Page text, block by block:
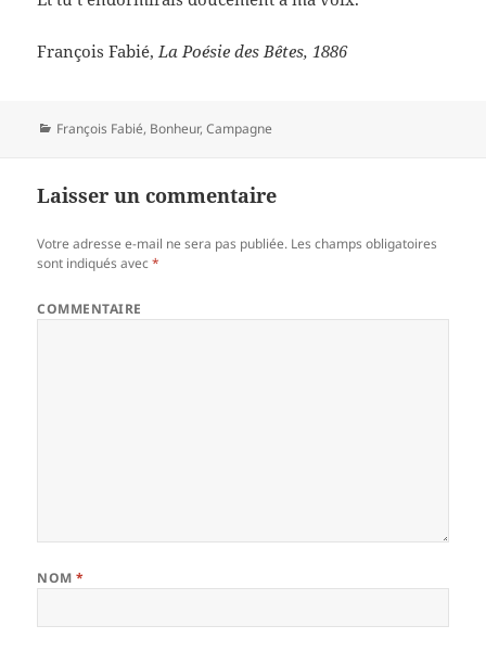
François Fabié, La Poésie des Bêtes, 1886
Catégories
François Fabié, Bonheur,Campagne
Laisser un commentaire
Votre adresse e-mail ne sera pas publiée. Les champs obligatoires
sont indiqués avec*
COMMENTAIRE
NOM*